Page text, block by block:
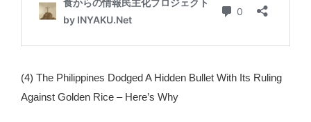
(4) The Philippines Dodged A Hidden Bullet With Its Ruling
Against Golden Rice – Here’s Why